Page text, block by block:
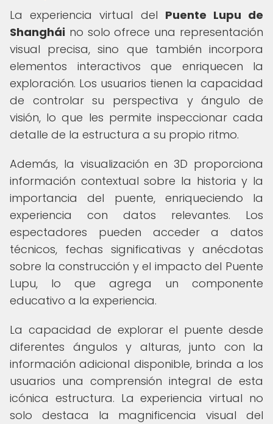
La experiencia virtual del Puente Lupu de
Shanghái no solo ofrece una representación
visual precisa, sino que también incorpora
elementos interactivos que enriquecen la
exploración. Los usuarios tienen la capacidad
de controlar su perspectiva y ángulo de
visión, lo que les permite inspeccionar cada
detalle de la estructura a su propio ritmo.
Además, la visualización en 3D proporciona
información contextual sobre la historia y la
importancia del puente, enriqueciendo la
experiencia con datos relevantes. Los
espectadores pueden acceder a datos
técnicos, fechas significativas y anécdotas
sobre la construcción y el impacto del Puente
Lupu, lo que agrega un componente
educativo a la experiencia.
La capacidad de explorar el puente desde
diferentes ángulos y alturas, junto con la
información adicional disponible, brinda a los
usuarios una comprensión integral de esta
icónica estructura. La experiencia virtual no
solo destaca la magnificencia visual del